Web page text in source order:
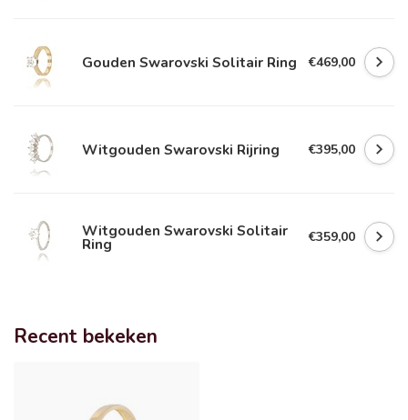
Gouden Swarovski Solitair Ring €469,00
Witgouden Swarovski Rijring €395,00
Witgouden Swarovski Solitair
Ring €359,00
Recent bekeken